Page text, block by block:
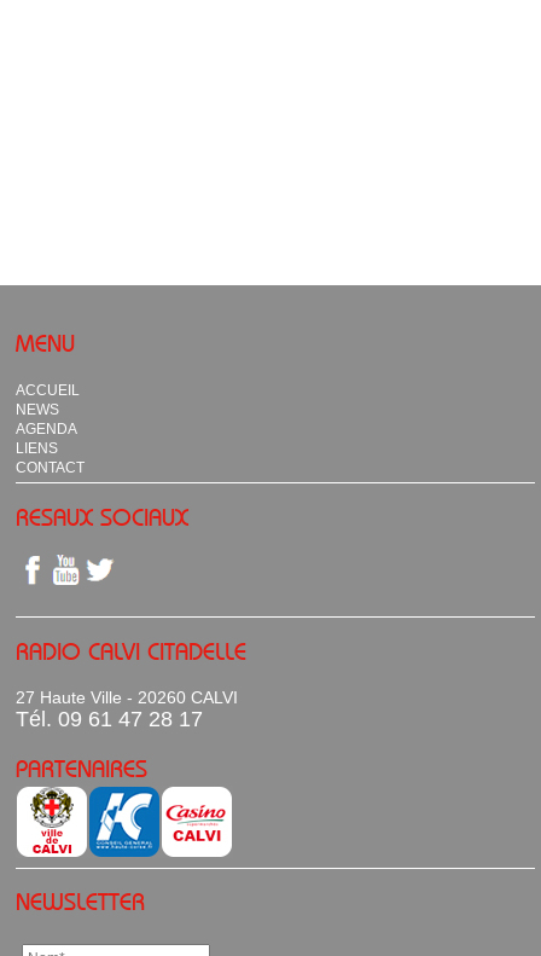
MENU
ACCUEIL
NEWS
AGENDA
LIENS
CONTACT
RESAUX SOCIAUX
RADIO CALVI CITADELLE
27 Haute Ville - 20260 CALVI
Tél. 09 61 47 28 17
PARTENAIRES
NEWSLETTER